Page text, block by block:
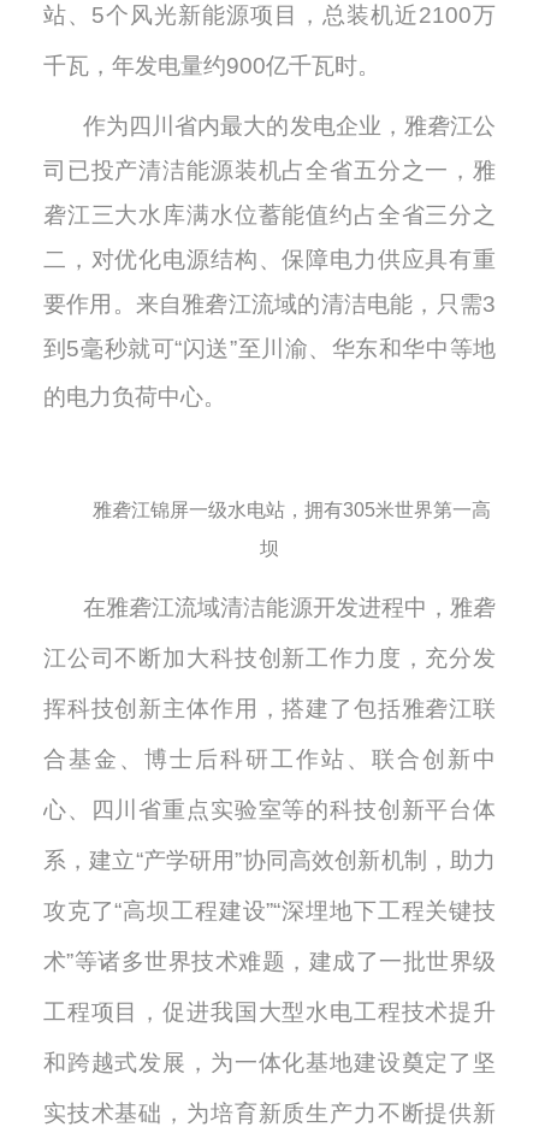
站、 5个风光新能源项目，总装机近2100万
千瓦，年发电量约900亿千瓦时。
作为四川省内最大的发电企业，雅砻江公
司已投产清洁能源装机占全省五分之一，雅
砻江三大水库满水位蓄能值约占全省三分之
二，对优化电源结构、保障电力供应具有重
要作用。来自雅砻江流域的清洁电能，只需3
到 5毫秒就可“闪送”至 川渝、 华东和华中等地
的电力负荷中心。
雅砻江锦屏一级水电站，拥有305米世界第一高
坝
在雅砻江流域清洁能源开发进程中，雅砻
江公司不断加大科技创新工作力度，充分发
挥科技创新主体作用，搭建了包括雅砻江联
合基金、博士后科研工作站、联合创新中
心、四川省重点实验室等的科技创新平台体
系，建立“产学研用”协同高效创新机制，助力
攻克了“高坝工程建设”“深埋地下工程关键技
术”等诸多世界技术难题，建成了一批世界级
工程项目，促进我国大型水电工程技术提升
和跨越式发展，为一体化基地建设奠定了坚
实技术基础，为培育新质生产力不断提供新